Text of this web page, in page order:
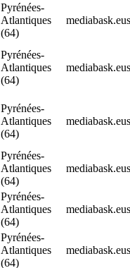
Pyrénées-
Atlantiques
(64)
mediabask.eus
Pyrénées-
Atlantiques
(64)
mediabask.eus
Pyrénées-
Atlantiques
(64)
mediabask.eus
Pyrénées-
Atlantiques
(64)
mediabask.eus
Pyrénées-
Atlantiques
(64)
mediabask.eus
Pyrénées-
Atlantiques
(64)
mediabask.eus